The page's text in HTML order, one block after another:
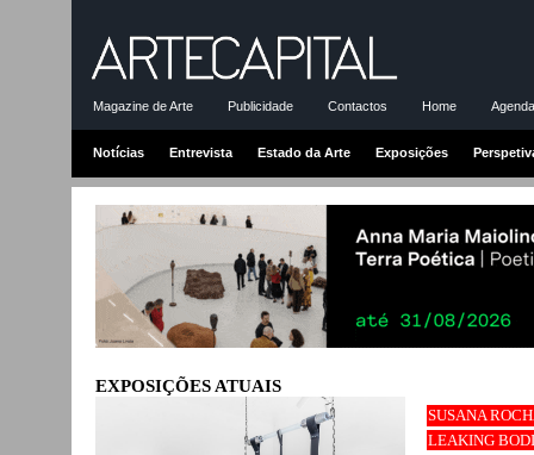
Magazine de Arte Publicidade Contactos Home
Notícias Entrevista Estado da Arte Exposições
EXPOSIÇÕES ATUAIS
SUSANA
LEAKING